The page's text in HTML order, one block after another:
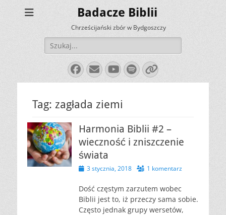
Badacze Biblii
Chrześcijański zbór w Bydgoszczy
Szukaj:
Facebook
E-
mail
YouTube
Spotify
Link
Tag: zagłada ziemi
Harmonia Biblii #2 –
wieczność i zniszczenie
świata
Opublikowano
3 stycznia, 2018 1 komentarz
Dość częstym zarzutem wobec
Biblii jest to, iż przeczy sama sobie.
Często jednak grupy wersetów,